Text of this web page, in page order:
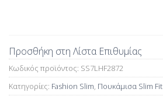
Προσθήκη στη Λίστα Επιθυμίας
Κωδικός προϊόντος: SS7LHF2872
Κατηγορίες: Fashion Slim, Πουκάμισα Slim Fit